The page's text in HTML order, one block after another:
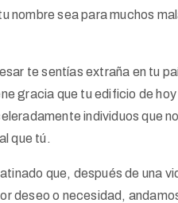
sea para muchos
te sentías extraña en tu
gracia que tu edificio de hoy
individuos que
que tú.
que, después de una
deseo o necesidad,